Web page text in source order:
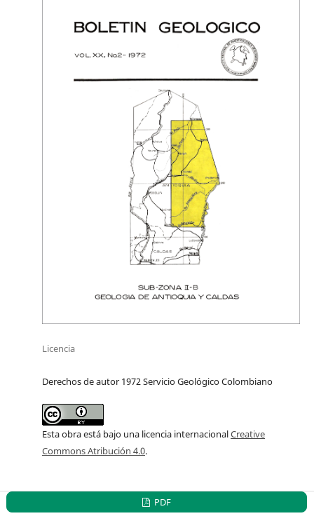
Licencia
Derechos de autor 1972 Servicio Geológico Colombiano
Esta obra está bajo una licencia internacionalCreative
Commons Atribución 4.0.
PDF